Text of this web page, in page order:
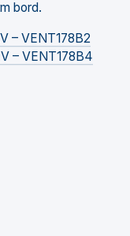
bord.
– VENT178B2
– VENT178B4